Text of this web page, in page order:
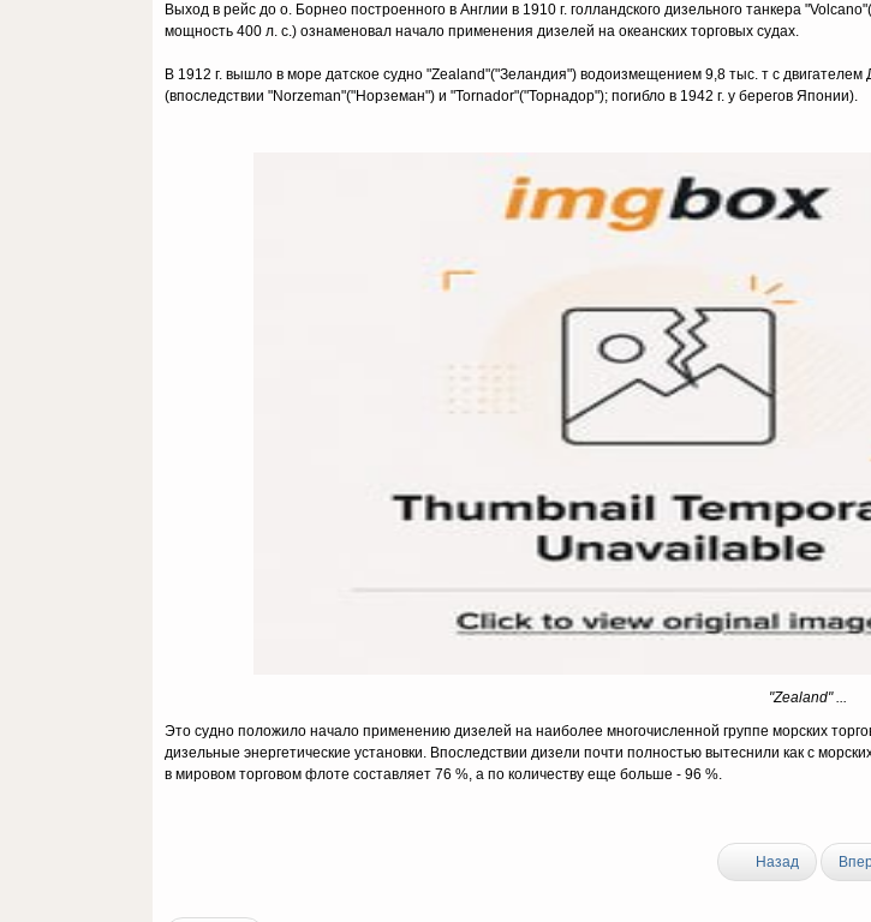
Выход в рейс до o. Борнео построенного в Англии в 1910 г. голландского дизельного танкера
мощность 400 л. c.) ознаменовал начало применения дизелей на океанских торговых судах.
В 1912 г. вышло в море датское судно "Zealand"("Зеландия") водоизмещением 9,8 тыс. т с
(впоследствии "Norzeman"("Норземан") и "Tornador"("Торнадор"); погибло в 1942 г. у берегов Японии).
"Zealand" ...
Это судно положило начало применению дизелей на наиболее многочисленной группе морских
дизельные энергетические установки. Впоследствии дизели почти полностью вытеснили как с
в мировом торговом флоте составляет 76 %, а по количеству еще больше - 96 %.
Назад